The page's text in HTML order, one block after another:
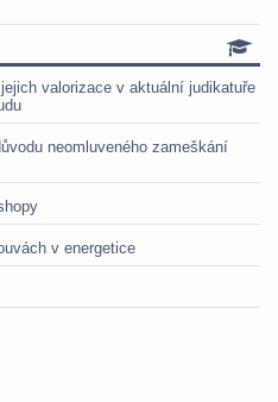
valorizace v aktuální judikatuře
neomluveného zameškání
v energetice